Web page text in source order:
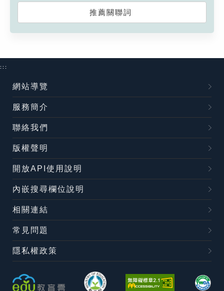
推薦關聯詞
:::
網站導覽
服務簡介
聯絡我們
版權聲明
開放API使用說明
內嵌搜尋欄位說明
相關連結
常見問題
隱私權政策